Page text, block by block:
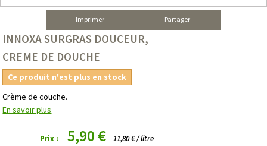
Imprimer Partager
INNOXA SURGRAS DOUCEUR,
CREME DE DOUCHE
Ce produit n'est plus en stock
Crème de couche.
En savoir plus
Prix : 5,90 € 11,80 € / litre